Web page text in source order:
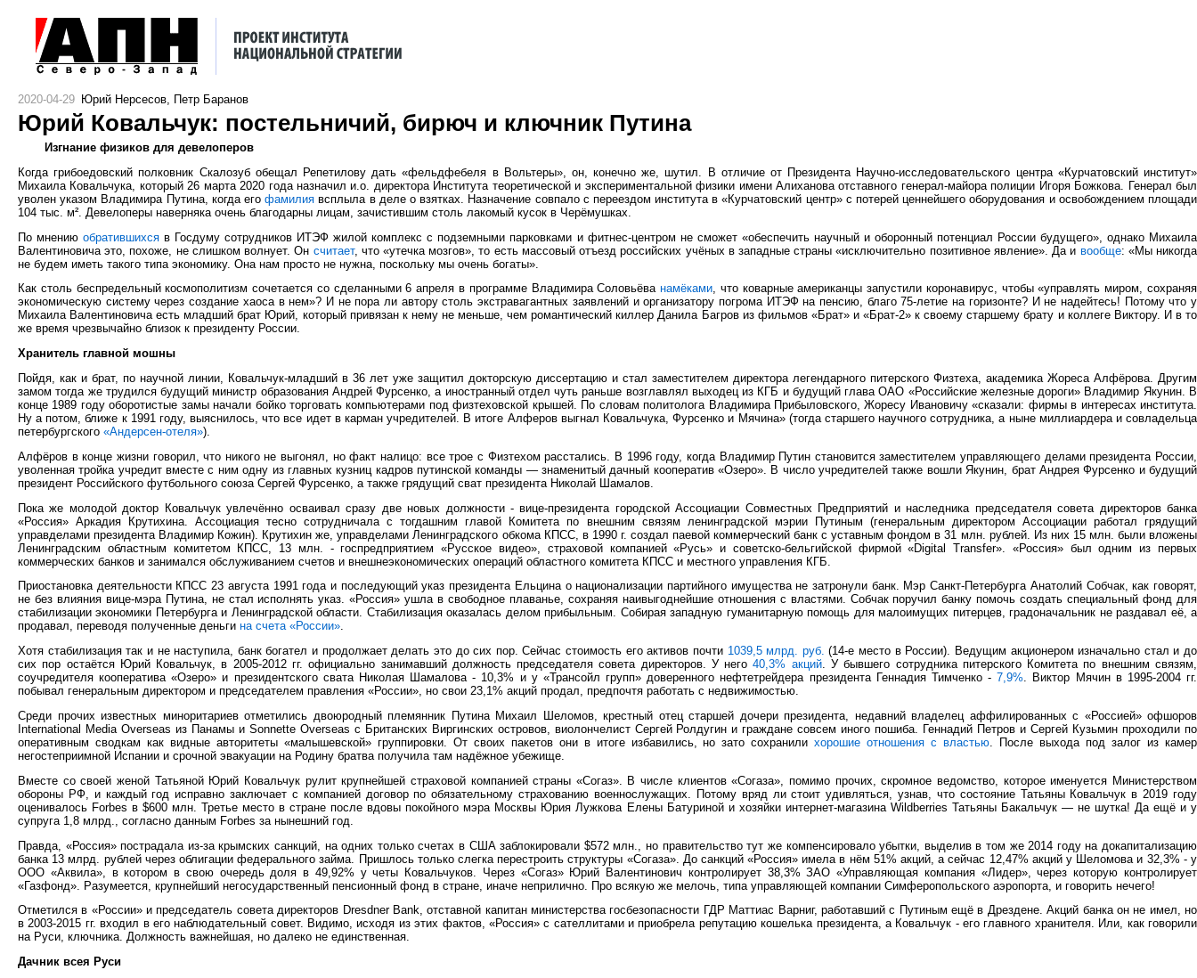
2020-04-29 Юрий Нерсесов, Петр Баранов
Юрий Ковальчук: постельничий, бирюч и ключник Путина
Изгнание физиков для девелоперов
Когда грибоедовский полковник Скалозуб обещал Репетилову дать «фельдфебеля в Вольтеры», он, конечно же, шутил. В отличие от Президента Научно-исследовательского центра «Курчатовский институт»
Михаила Ковальчука, который 26 марта 2020 года назначил и.о. директора Института теоретической и экспериментальной физики имени Алиханова отставного генерал-майора полиции Игоря Божкова. Генерал был
уволен указом Владимира Путина, когда егофамилия всплыла в деле о взятках. Назначение совпало с переездом института в «Курчатовский центр» с потерей ценнейшего оборудования и освобождением площади
104 тыс. м². Девелоперы наверняка очень благодарны лицам, зачистившим столь лакомый кусок в Черёмушках.
По мнениюобратившихся в Госдуму сотрудников ИТЭФ жилой комплекс с подземными парковками и фитнес-центром не сможет «обеспечить научный и оборонный потенциал России будущего», однако Михаила
Валентиновича это, похоже, не слишком волнует. Он считает, что «утечка мозгов», то есть массовый отъезд российских учёных в западные страны «исключительно позитивное явление». Да и вообще: «Мы никогда
не будем иметь такого типа экономику. Она нам просто не нужна, поскольку мы очень богаты».
Как столь беспредельный космополитизм сочетается со сделанными 6 апреля в программе Владимира Соловьёванамёками, что коварные американцы запустили коронавирус, чтобы «управлять миром, сохраняя
экономическую систему через создание хаоса в нем»? И не пора ли автору столь экстравагантных заявлений и организатору погрома ИТЭФ на пенсию, благо 75-летие на горизонте? И не надейтесь! Потому что у
Михаила Валентиновича есть младший брат Юрий, который привязан к нему не меньше, чем романтический киллер Данила Багров из фильмов «Брат» и «Брат-2» к своему старшему брату и коллеге Виктору. И в то
же время чрезвычайно близок к президенту России.
Хранитель главной мошны
Пойдя, как и брат, по научной линии, Ковальчук-младший в 36 лет уже защитил докторскую диссертацию и стал заместителем директора легендарного питерского Физтеха, академика Жореса Алфёрова. Другим
замом тогда же трудился будущий министр образования Андрей Фурсенко, а иностранный отдел чуть раньше возглавлял выходец из КГБ и будущий глава ОАО «Российские железные дороги» Владимир Якунин. В
конце 1989 году оборотистые замы начали бойко торговать компьютерами под физтеховской крышей. По словам политолога Владимира Прибыловского, Жоресу Ивановичу «сказали: фирмы в интересах института.
Ну а потом, ближе к 1991 году, выяснилось, что все идет в карман учредителей. В итоге Алферов выгнал Ковальчука, Фурсенко и Мячина» (тогда старшего научного сотрудника, а ныне миллиардера и совладельца
петербургского «Андерсен-отеля»).
Алфёров в конце жизни говорил, что никого не выгонял, но факт налицо: все трое с Физтехом расстались. В 1996 году, когда Владимир Путин становится заместителем управляющего делами президента России,
уволенная тройка учредит вместе с ним одну из главных кузниц кадров путинской команды — знаменитый дачный кооператив «Озеро». В число учредителей также вошли Якунин, брат Андрея Фурсенко и будущий
президент Российского футбольного союза Сергей Фурсенко, а также грядущий сват президента Николай Шамалов.
Пока же молодой доктор Ковальчук увлечённо осваивал сразу две новых должности - вице-президента городской Ассоциации Совместных Предприятий и наследника председателя совета директоров банка
«Россия» Аркадия Крутихина. Ассоциация тесно сотрудничала с тогдашним главой Комитета по внешним связям ленинградской мэрии Путиным (генеральным директором Ассоциации работал грядущий
управделами президента Владимир Кожин). Крутихин же, управделами Ленинградского обкома КПСС, в 1990 г. создал паевой коммерческий банк с уставным фондом в 31 млн. рублей. Из них 15 млн. были вложены
Ленинградским областным комитетом КПСС, 13 млн. - госпредприятием «Русское видео», страховой компанией «Русь» и советско-бельгийской фирмой «Digital Transfer». «Россия» был одним из первых
коммерческих банков и занимался обслуживанием счетов и внешнеэкономических операций областного комитета КПСС и местного управления КГБ.
Приостановка деятельности КПСС 23 августа 1991 года и последующий указ президента Ельцина о национализации партийного имущества не затронули банк. Мэр Санкт-Петербурга Анатолий Собчак, как говорят,
не без влияния вице-мэра Путина, не стал исполнять указ. «Россия» ушла в свободное плаванье, сохраняя наивыгоднейшие отношения с властями. Собчак поручил банку помочь создать специальный фонд для
стабилизации экономики Петербурга и Ленинградской области. Стабилизация оказалась делом прибыльным. Собирая западную гуманитарную помощь для малоимущих питерцев, градоначальник не раздавал её, а
продавал, переводя полученные деньги на счета «России».
Хотя стабилизация так и не наступила, банк богател и продолжает делать это до сих пор. Сейчас стоимость его активов почти 1039,5 млрд. руб. (14-е место в России). Ведущим акционером изначально стал и до
сих пор остаётся Юрий Ковальчук, в 2005-2012 гг. официально занимавший должность председателя совета директоров. У него40,3% акций. У бывшего сотрудника питерского Комитета по внешним связям,
соучредителя кооператива «Озеро» и президентского свата Николая Шамалова - 10,3% и у «Трансойл групп» доверенного нефтетрейдера президента Геннадия Тимченко -7,9%. Виктор Мячин в 1995-2004 гг.
побывал генеральным директором и председателем правления «России», но свои 23,1% акций продал, предпочтя работать с недвижимостью.
Среди прочих известных миноритариев отметились двоюродный племянник Путина Михаил Шеломов, крестный отец старшей дочери президента, недавний владелец аффилированных с «Россией» офшоров
International Media Overseas из Панамы и Sonnette Overseas с Британских Виргинских островов, виолончелист Сергей Ролдугин и граждане совсем иного пошиба. Геннадий Петров и Сергей Кузьмин проходили по
оперативным сводкам как видные авторитеты «малышевской» группировки. От своих пакетов они в итоге избавились, но зато сохранилихорошие отношения с властью . После выхода под залог из камер
негостеприимной Испании и срочной эвакуации на Родину братва получила там надёжное убежище.
Вместе со своей женой Татьяной Юрий Ковальчук рулит крупнейшей страховой компанией страны «Согаз». В числе клиентов «Согаза», помимо прочих, скромное ведомство, которое именуется Министерством
обороны РФ, и каждый год исправно заключает с компанией договор по обязательному страхованию военнослужащих. Потому вряд ли стоит удивляться, узнав, что состояние Татьяны Ковальчук в 2019 году
оценивалось Forbes в $600 млн. Третье место в стране после вдовы покойного мэра Москвы Юрия Лужкова Елены Батуриной и хозяйки интернет-магазина Wildberries Татьяны Бакальчук — не шутка! Да ещё и у
супруга 1,8 млрд., согласно данным Forbes за нынешний год.
Правда, «Россия» пострадала из-за крымских санкций, на одних только счетах в США заблокировали $572 млн., но правительство тут же компенсировало убытки, выделив в том же 2014 году на докапитализацию
банка 13 млрд. рублей через облигации федерального займа. Пришлось только слегка перестроить структуры «Согаза». До санкций «Россия» имела в нём 51% акций, а сейчас 12,47% акций у Шеломова и 32,3% - у
ООО «Аквила», в котором в свою очередь доля в 49,92% у четы Ковальчуков. Через «Согаз» Юрий Валентинович контролирует 38,3% ЗАО «Управляющая компания «Лидер», через которую контролирует
«Газфонд». Разумеется, крупнейший негосударственный пенсионный фонд в стране, иначе неприлично. Про всякую же мелочь, типа управляющей компании Симферопольского аэропорта, и говорить нечего!
Отметился в «России» и председатель совета директоров Dresdner Bank, отставной капитан министерства госбезопасности ГДР Маттиас Варниг, работавший с Путиным ещё в Дрездене. Акций банка он не имел, но
в 2003-2015 гг. входил в его наблюдательный совет. Видимо, исходя из этих фактов, «Россия» с сателлитами и приобрела репутацию кошелька президента, а Ковальчук - его главного хранителя. Или, как говорили
на Руси, ключника. Должность важнейшая, но далеко не единственная.
Дачник всея Руси